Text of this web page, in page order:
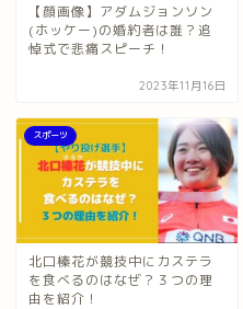
【顔画像】アダムジョンソン
(ホッケー)の婚約者は誰？追
悼式で悲痛スピーチ！
2023年11月16日
スポーツ
北口榛花が競技中にカステラ
を食べるのはなぜ？３つの理
由を紹介！